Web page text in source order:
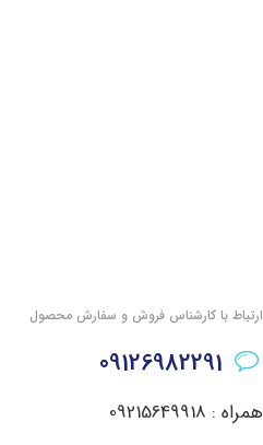
ارتباط با کارشناس فروش و سفارش محصول
همراه : 09215649918